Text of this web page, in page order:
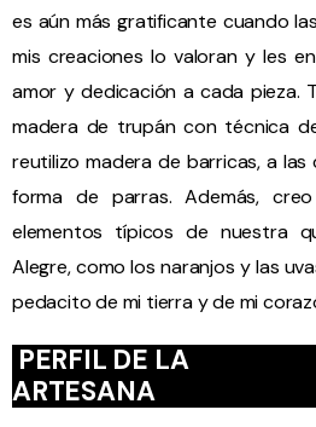
es aún más gratificante cuando
mis creaciones lo valoran y les
amor y dedicación a cada pieza.
madera de trupán con técnica
reutilizo madera de barricas, a
forma de parras. Además,
elementos típicos de nuestra
Alegre, como los naranjos y las
pedacito de mi tierra y de mi
PERFIL DE LA
ARTESANA